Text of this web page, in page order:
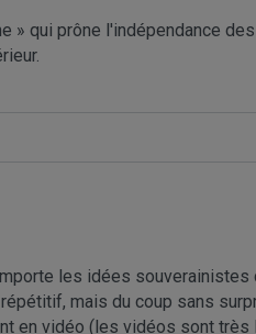
» qui prône l'indépendance
les idées souverainistes
mais du coup sans
en vidéo (les vidéos sont très